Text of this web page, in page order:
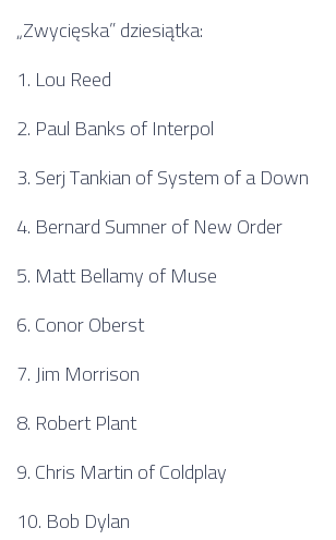
„Zwycięska” dziesiątka:
1. Lou Reed
2. Paul Banks of Interpol
3. Serj Tankian of System of a Down
4. Bernard Sumner of New Order
5. Matt Bellamy of Muse
6. Conor Oberst
7. Jim Morrison
8. Robert Plant
9. Chris Martin of Coldplay
10. Bob Dylan